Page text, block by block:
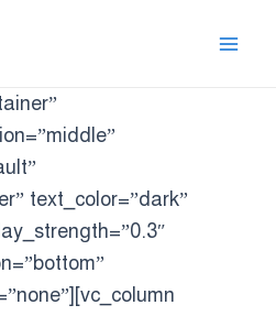
text_color=”dark”